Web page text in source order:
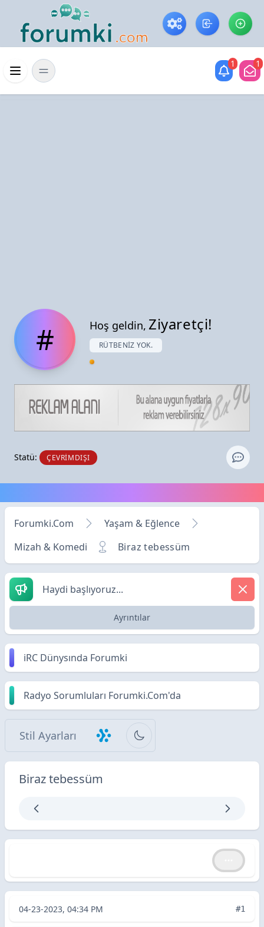
Skip to main content
Menü
1 1
# Hoş geldin, Ziyaretçi!
RÜTBENIZ YOK.
Statü: ÇEVRIMDIŞI
Forumki.Com
Yaşam & Eğlence
Mizah & Komedi
Biraz tebessüm
Haydi başlıyoruz...
Ayrıntılar
iRC Dünysında Forumki
Radyo Sorumluları Forumki.Com'da
Stil Ayarları
Biraz tebessüm
04-23-2023, 04:34 PM #1